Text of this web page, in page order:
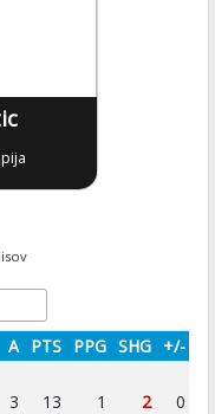
A PTS PPG SHG +/-
3 13 1 2 0